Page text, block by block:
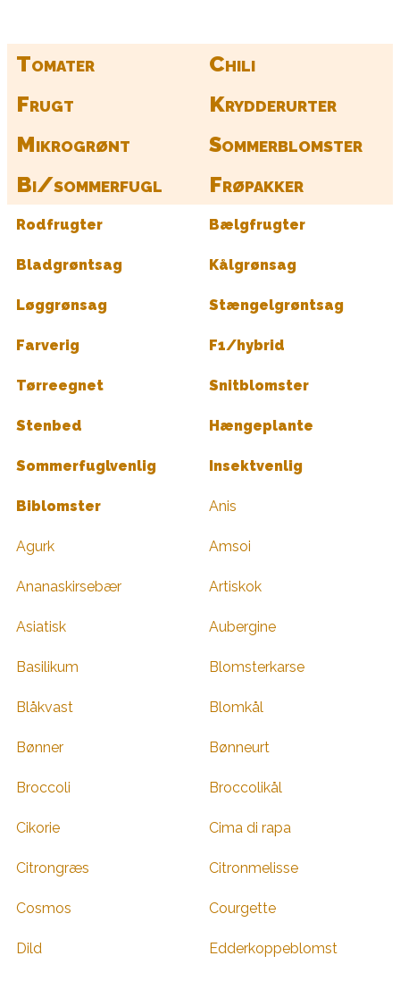
Tomater
Chili
Frugt
Krydderurter
Mikrogrønt
Sommerblomster
Bi/sommerfugl
Frøpakker
Rodfrugter Bælgfrugter
Bladgrøntsag Kålgrønsag
Løggrønsag Stængelgrøntsag
Farverig F1/hybrid
Tørreegnet Snitblomster
Stenbed Hængeplante
Sommerfuglvenlig Insektvenlig
Biblomster Anis
Agurk Amsoi
Ananaskirsebær Artiskok
Asiatisk Aubergine
Basilikum Blomsterkarse
Blåkvast Blomkål
Bønner Bønneurt
Broccoli Broccolikål
Cikorie Cima di rapa
Citrongræs Citronmelisse
Cosmos Courgette
Dild Edderkoppeblomst